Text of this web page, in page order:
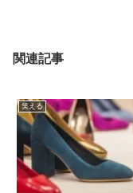
関連記事
笑える